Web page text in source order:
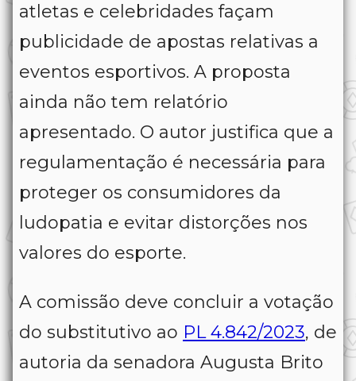
atletas e celebridades façam
publicidade de apostas relativas a
eventos esportivos. A proposta
ainda não tem relatório
apresentado. O autor justifica que a
regulamentação é necessária para
proteger os consumidores da
ludopatia e evitar distorções nos
valores do esporte.
A comissão deve concluir a votação
do substitutivo ao PL 4.842/2023, de
autoria da senadora Augusta Brito